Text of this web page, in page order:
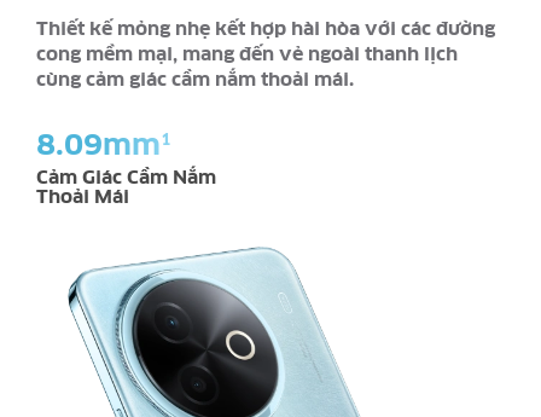
Thiết kế mỏng nhẹ kết hợp hài hòa với các đường
cong mềm mại, mang đến vẻ ngoài thanh lịch
cùng cảm giác cầm nắm thoải mái.
8.09mm1
Cảm Giác Cầm Nắm
Thoải Mái